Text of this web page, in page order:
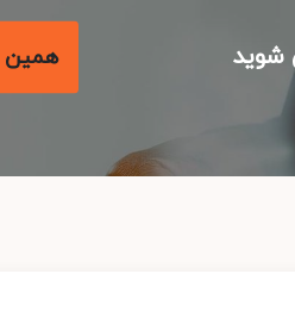
همین